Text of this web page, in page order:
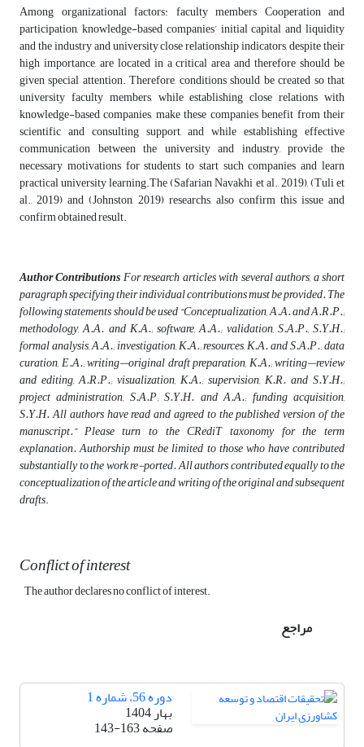
Among organizational factors: faculty members Cooperation and
participation, knowledge-based companies’ initial capital and liquidity
and the industry and university close relationship indicators, despite their
high importance, are located in a critical area and therefore should be
given special attention. Therefore, conditions should be created so that
university faculty members, while establishing close relations with
knowledge-based companies, make these companies benefit from their
scientific and consulting support, and while establishing effective
communication between the university and industry, provide the
necessary motivations for students to start such companies and learn
practical university learning.The (Safarian Navakhi et al., 2019), (Tuli et
al., 2019) and (Johnston, 2019) researchs, also confirm this issue and
confirm obtained result.
Author ContributionsFor research articles with several authors, a short
paragraph specifying their individual contributions must be provided. The
following statements should be used “Conceptualization, A.A. and A.R.P.;
methodology, A.A. and K.A.; software, A.A.; validation, S.A.P., S.Y.H.;
formal analysis, A.A.; investigation, K.A.; resources, K.A. and S.A.P.; data
curation, E.A.; writing—original draft preparation, K.A.; writing—review
and editing, A.R.P.; visualization, K.A.; supervision, K.R. and S.Y.H.;
project administration, S.A.P; S.Y.H. and A.A.; funding acquisition,
S.Y.H. All authors have read and agreed to the published version of the
manuscript.” Please turn to the CRediT taxonomy for the term
explanation. Authorship must be limited to those who have contributed
substantially to the work re-ported. All authors contributed equally to the
conceptualization of the article and writing of the original and subsequent
drafts.
Conflict of interest
The author declares no conflict of interest.
مراجع
دوره 56، شماره 1
بهار 1404
صفحه143-163